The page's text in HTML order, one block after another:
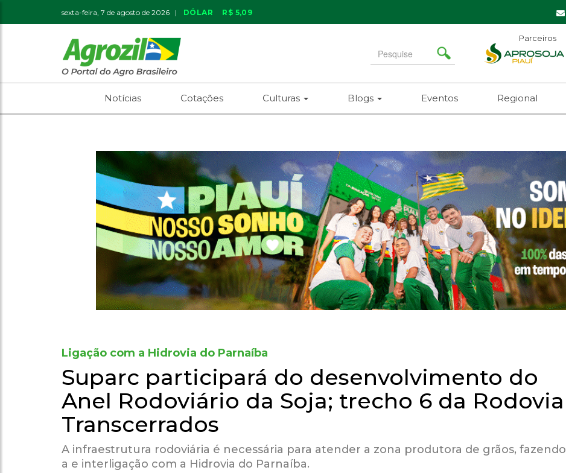
sexta-feira, 7 de agosto de 2026 | DÓLAR R$ 5,09
Search
for
Parceiros
Notícias Cotações Culturas Blogs Eventos Regional
Ligação com a Hidrovia do Parnaíba
Suparc participará do desenvolvimento do
Anel Rodoviário da Soja; trecho 6 da Rodovia
Transcerrados
A infraestrutura rodoviária é necessária para atender a zona produtora de grãos, fazendo
a e interligação com a Hidrovia do Parnaíba.